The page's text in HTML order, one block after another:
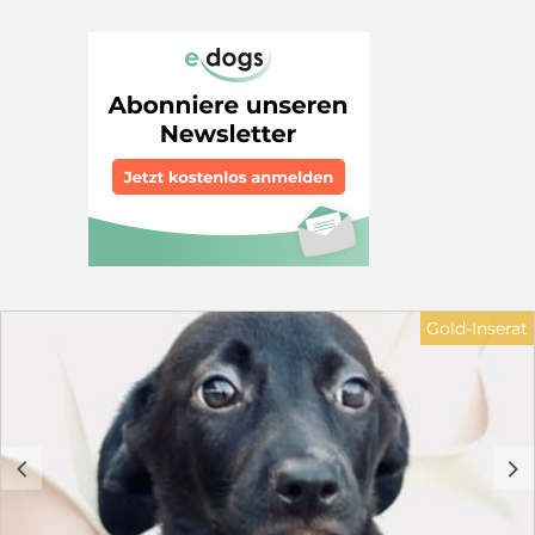
der Stadt haben wir sie aufgenommen und suchen nun
auf diesem Weg ein gutes Zuhause für sie. Kokonis
sind perfekte Familienhunde.
________________________________________ Fakten •
Geboren: ca. 01. 04.2026 • Erwartete Endgröße: 45 cm,
ca.12-16 kg, Vito bleibt kleiner, max. 40cm • Charakter:
fröhlich, verspielt, gesund, lebhaft Maila ist reserviert.
________________________________________ Die
anfallenden Kosten setzen sich wie folgt zusammen:
Transportkosten: 250 € Impfungen, Chip und
Futterkosten: 50 € Ärztliche Versorgung: 50 € Halsband
und Geschirr: 10€ Gesamtkosten: 600 € Vielen Dank
für Ihr Verständnis, dass diese Ausgaben notwendig
sind, um eine sichere Versorgung, medizinische
Betreuung und eine gute Vorbereitung der Welpen zu
gewährleisten. Wir beraten Sie vor der Adoption und
sind auch danach für Sie da. In der Schutzgebühr
enthalten: • Chip & EU-Heimtierausweis • Alle
Impfungen nach STIKO (inkl. Zwingerhusten) mit DP
Plus von Novibac Impfung mit Pneumodog
c d
Gold-Inserat